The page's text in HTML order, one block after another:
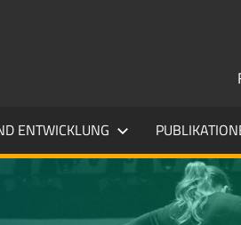
ENTWICKLUNG